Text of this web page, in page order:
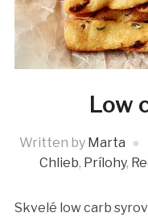
Low
Written by Marta
Chlieb, Prílohy,
Skvelé low carb